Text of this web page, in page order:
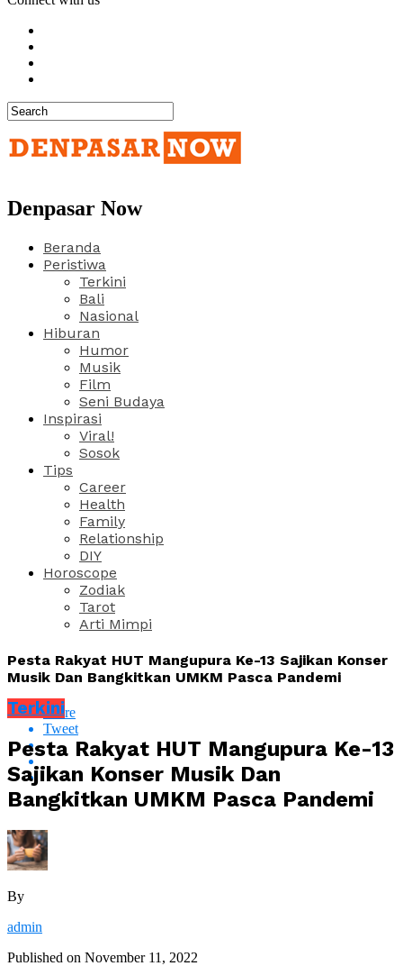
Denpasar Now
Beranda
Peristiwa
Terkini
Bali
Nasional
Hiburan
Humor
Musik
Film
Seni Budaya
Inspirasi
Viral!
Sosok
Tips
Career
Health
Family
Relationship
DIY
Horoscope
Zodiak
Tarot
Arti Mimpi
Pesta Rakyat HUT Mangupura Ke-13 Sajikan Konser
Musik Dan Bangkitkan UMKM Pasca Pandemi
Share
Tweet
Terkini
Pesta Rakyat HUT Mangupura Ke-13
Sajikan Konser Musik Dan
Bangkitkan UMKM Pasca Pandemi
By
admin
Published on November 11, 2022